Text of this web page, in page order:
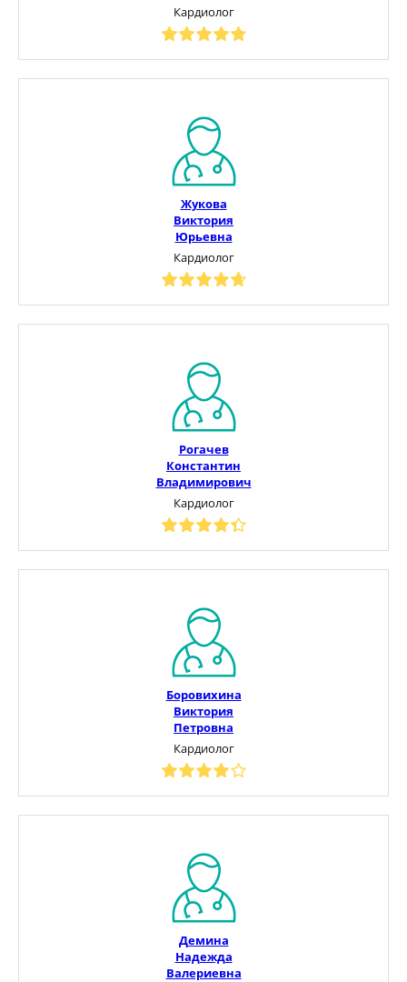
Кардиолог
Жукова
Виктория
Юрьевна
Кардиолог
Рогачев
Константин
Владимирович
Кардиолог
Боровихина
Виктория
Петровна
Кардиолог
Демина
Надежда
Валериевна